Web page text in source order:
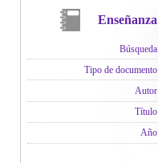
Enseñanza
Búsqueda
Tipo de documento
Autor
Título
Año